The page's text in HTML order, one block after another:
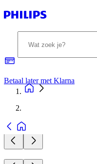
Betaal later met Klarna